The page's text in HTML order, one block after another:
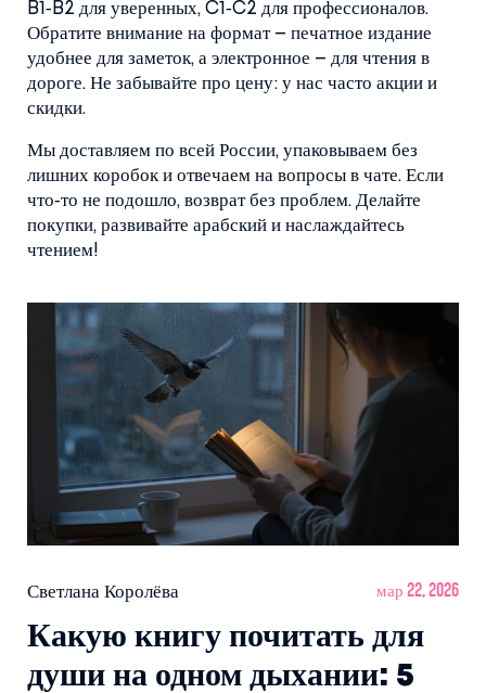
B1‑B2 для уверенных, C1‑C2 для профессионалов.
Обратите внимание на формат – печатное издание
удобнее для заметок, а электронное – для чтения в
дороге. Не забывайте про цену: у нас часто акции и
скидки.
Мы доставляем по всей России, упаковываем без
лишних коробок и отвечаем на вопросы в чате. Если
что‑то не подошло, возврат без проблем. Делайте
покупки, развивайте арабский и наслаждайтесь
чтением!
Светлана Королёва мар 22, 2026
Какую книгу почитать для
души на одном дыхании: 5